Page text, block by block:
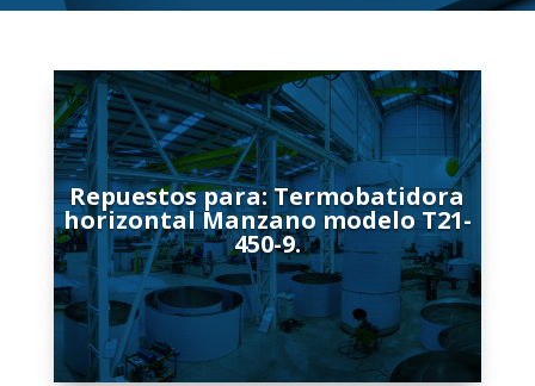
Repuestos para: Termobatidora
horizontal Manzano modelo T21-
450-9.